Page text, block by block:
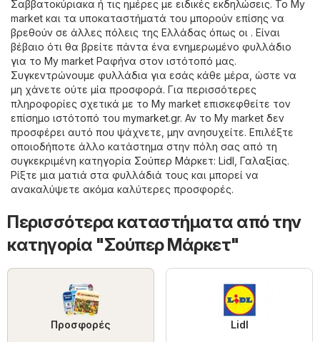
Σαββατοκύριακα ή τις ημέρες με ειδικές εκδηλώσεις. Το My
market και τα υποκαταστήματά του μπορούν επίσης να
βρεθούν σε άλλες πόλεις της Ελλάδας όπως οι . Είναι
βέβαιο ότι θα βρείτε πάντα ένα ενημερωμένο φυλλάδιο
για το My market Ραφήνα στον ιστότοπό μας.
Συγκεντρώνουμε φυλλάδια για εσάς κάθε μέρα, ώστε να
μη χάνετε ούτε μία προσφορά. Για περισσότερες
πληροφορίες σχετικά με το My market επισκεφθείτε τον
επίσημο ιστότοπό του mymarket.gr. Αν το My market δεν
προσφέρει αυτό που ψάχνετε, μην ανησυχείτε. Επιλέξτε
οποιοδήποτε άλλο κατάστημα στην πόλη σας από τη
συγκεκριμένη κατηγορία Σούπερ Μάρκετ: Lidl Γαλαξίας.
Ρίξτε μια ματιά στα φυλλάδιά τους και μπορεί να
ανακαλύψετε ακόμα καλύτερες προσφορές.
Περισσότερα καταστήματα από την
κατηγορία "Σούπερ Μάρκετ"
Προσφορές Lidl